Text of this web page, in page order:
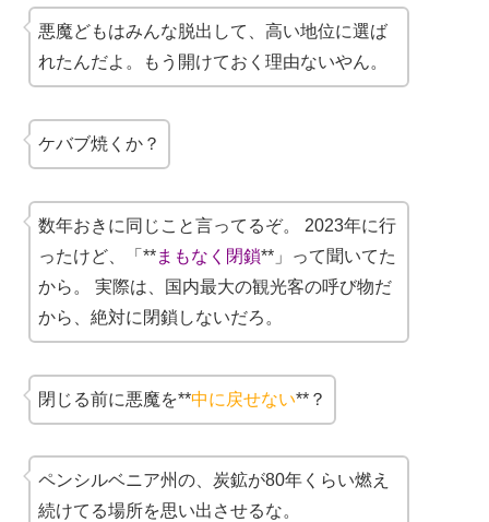
悪魔どもはみんな脱出して、高い地位に選ば
れたんだよ。もう開けておく理由ないやん。
ケバブ焼くか？
数年おきに同じこと言ってるぞ。 2023年に行
ったけど、「**まもなく閉鎖**」って聞いてた
から。 実際は、国内最大の観光客の呼び物だ
から、絶対に閉鎖しないだろ。
閉じる前に悪魔を**中に戻せない**？
ペンシルベニア州の、炭鉱が80年くらい燃え
続けてる場所を思い出させるな。